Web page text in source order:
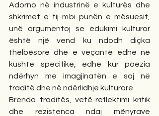
Adorno në industrinë e kulturës dhe
shkrimet e tij mbi punën e mësuesit,
unë argumentoj se edukimi kulturor
është një vend ku ndodh diçka
thelbësore dhe e veçantë edhe në
kushte specifike, edhe kur poezia
ndërhyn me imagjinatën e saj në
traditë dhe në ndërlidhje kulturore.
Brenda traditës, vetë-reflektimi kritik
dhe rezistenca ndaj mënyrave